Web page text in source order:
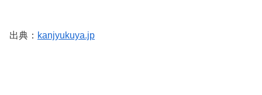
出典： kanjyukuya.jp